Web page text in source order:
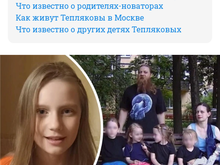
Что известно о родителях-новаторах
Как живут Тепляковы в Москве
Что известно о других детях Тепляковых